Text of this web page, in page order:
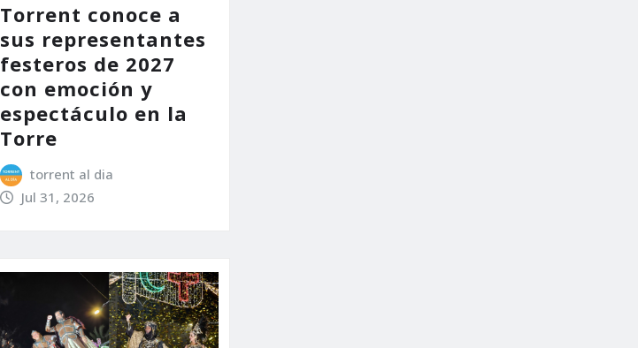
Torrent conoce a
sus representantes
festeros de 2027
con emoción y
espectáculo en la
Torre
torrent al dia
Jul 31, 2026